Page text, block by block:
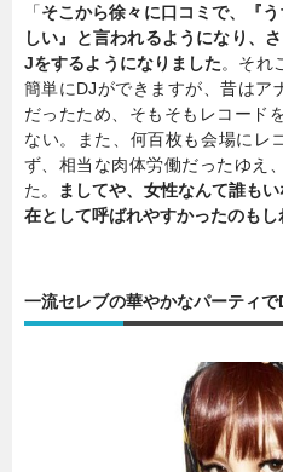
「そこから徐々に口コミで、『
しい』と言われるようになり、
Jをするようになりました。それ
簡単にDJができますが、昔はア
だったため、そもそもレコード
ない。また、何百枚も会場にレ
ず、相当な肉体労働だったゆえ
た。
ましてや、女性なんて誰も
在として呼ばれやすかったのもし
一流セレブの華やかなパーティで